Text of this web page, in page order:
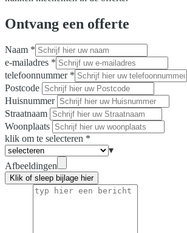
Ontvang een offerte
Naam *
e-mailadres *
telefoonnummer *
Postcode
Huisnummer
Straatnaam
Woonplaats
klik om te selecteren *
▾
Afbeeldingen
Klik of sleep bijlage hier